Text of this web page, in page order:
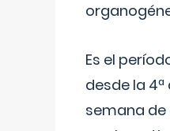
Es el
desde la 4ª
semana